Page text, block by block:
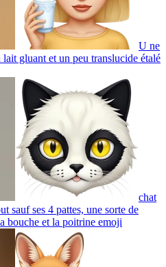
U ne
gluant et un peu translucide étalé
chat
sauf ses 4 pattes, une sorte de
bouche et la poitrine emoji